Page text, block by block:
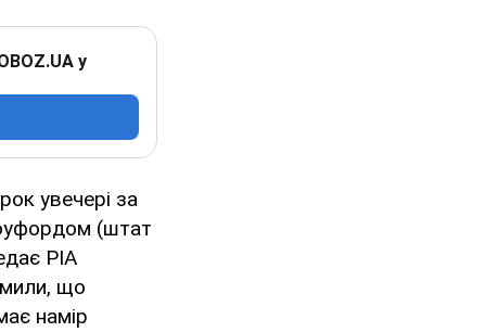
у
увечері за
(штат
РІА
що
намір